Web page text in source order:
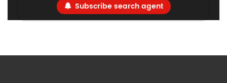
Subscribe search agent